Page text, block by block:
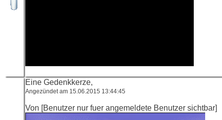
Eine Gedenkkerze,
Angezündet am 15.06.2015 13:44:45
Von [Benutzer nur fuer angemeldete Benutzer sichtbar]